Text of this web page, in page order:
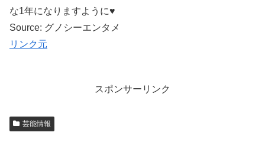
な1年になりますように♥
Source: グノシーエンタメ
リンク元
スポンサーリンク
芸能情報